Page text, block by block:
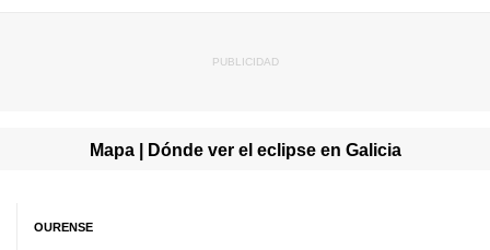
Mapa | Dónde ver el eclipse en Galicia
OURENSE